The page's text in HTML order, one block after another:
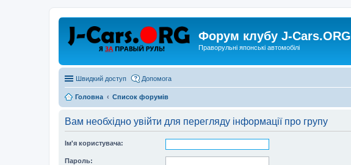
Форум клубу J-Cars.ORG
Праворульні японські автомобілі
Швидкий доступ Допомога
Головна Список форумів
Вам необхідно увійти для перегляду інформації про групу
Ім'я користувача:
Пароль: